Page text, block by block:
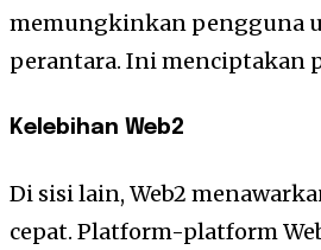
memungkinkan pengguna
perantara. Ini menciptakan
Kelebihan Web2
Di sisi lain, Web2
cepat. Platform-platform